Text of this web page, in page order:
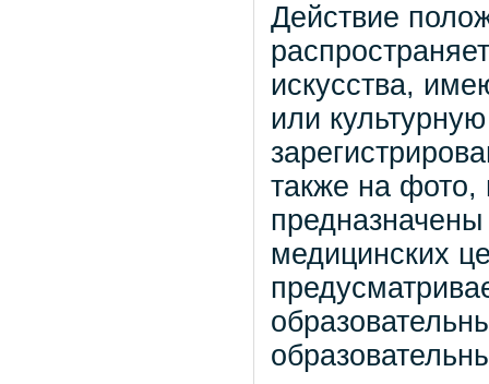
Действие
искусства,
или
также на фото,
медицинских